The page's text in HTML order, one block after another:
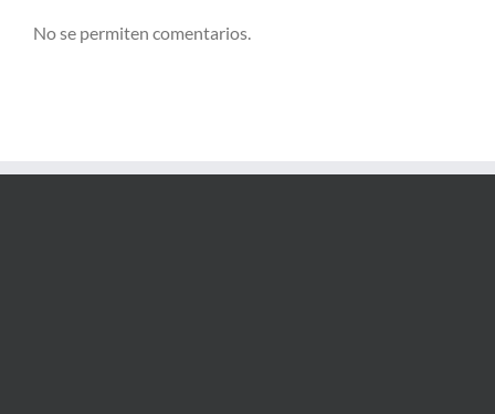
No se permiten comentarios.